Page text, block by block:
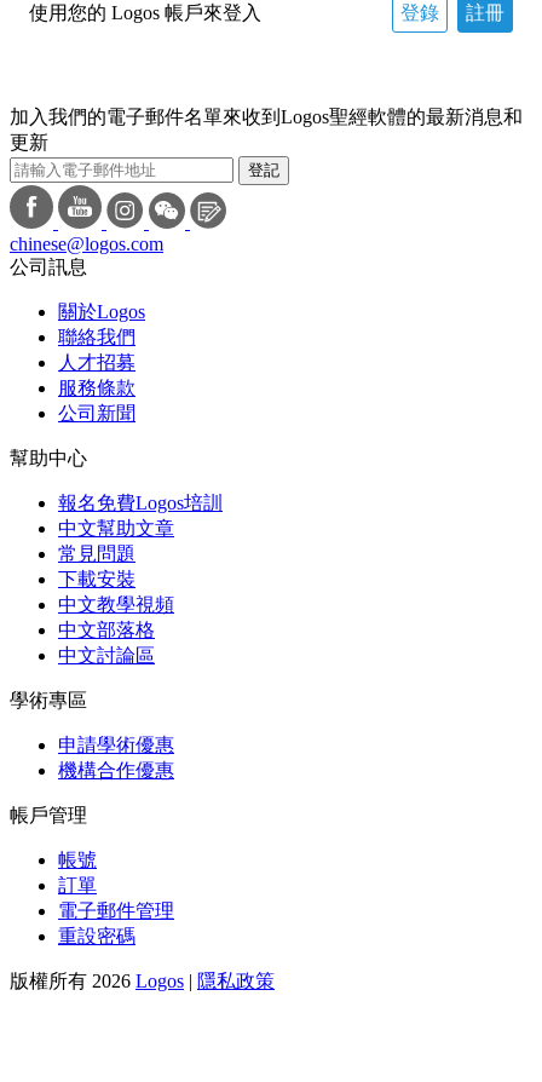
使用您的 Logos 帳戶來登入 登錄 註冊
加入我們的電子郵件名單來收到Logos聖經軟體的最新消息和
更新
登記
chinese@logos.com
公司訊息
關於Logos
聯絡我們
人才招募
服務條款
公司新聞
幫助中心
報名免費Logos培訓
中文幫助文章
常見問題
下載安裝
中文教學視頻
中文部落格
中文討論區
學術專區
申請學術優惠
機構合作優惠
帳戶管理
帳號
訂單
電子郵件管理
重設密碼
版權所有 2026 Logos | 隱私政策